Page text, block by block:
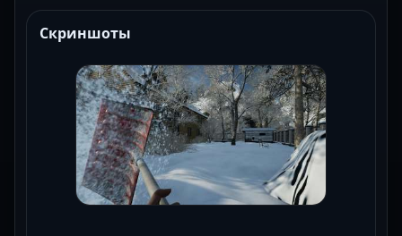
Скриншоты